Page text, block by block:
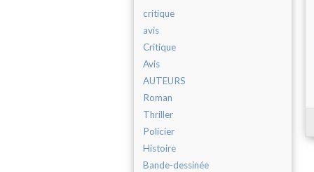
critique
avis
Critique
Avis
AUTEURS
Roman
Thriller
Policier
Histoire
Bande-dessinée